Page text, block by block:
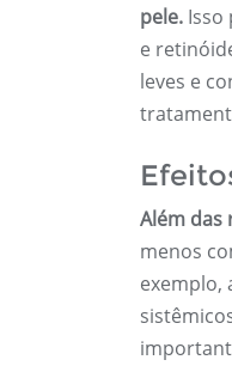
pele. Isso
e
leves e
Além das
menos
exemplo,